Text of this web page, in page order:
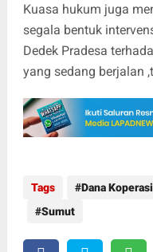
Kuasa hukum juga
segala bentuk
Dedek Pradesa
yang sedang berjalan
Tags Dana
Sumut